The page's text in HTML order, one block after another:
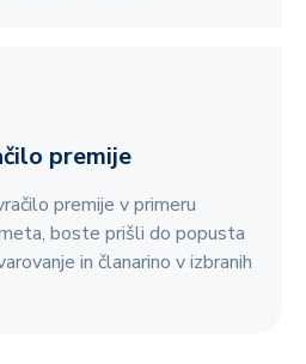
premije
premije v primeru
boste prišli do popusta
in članarino v izbranih